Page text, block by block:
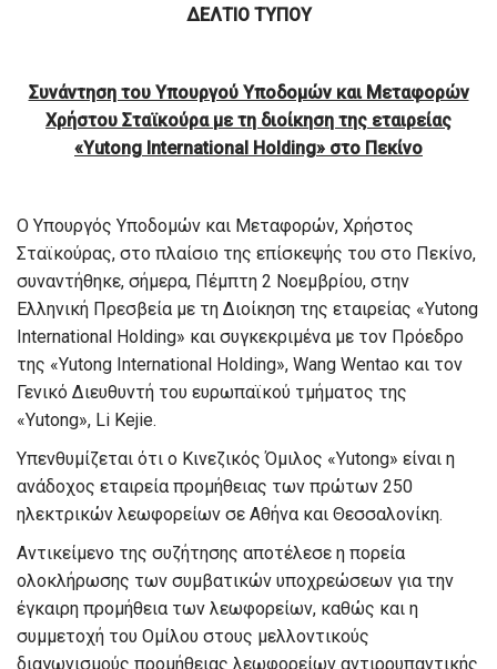
ΔΕΛΤΙΟ ΤΥΠΟΥ
Συνάντηση του Υπουργού Υποδομών και Μεταφορών
Χρήστου Σταϊκούρα με τη διοίκηση της εταιρείας
«Yutong International Holding» στο Πεκίνο
Ο Υπουργός Υποδομών και Μεταφορών, Χρήστος
Σταϊκούρας, στο πλαίσιο της επίσκεψής του στο Πεκίνο,
συναντήθηκε, σήμερα, Πέμπτη 2 Νοεμβρίου, στην
Ελληνική Πρεσβεία με τη Διοίκηση της εταιρείας «Yutong
International Holding» και συγκεκριμένα με τον Πρόεδρο
της «Yutong International Holding», Wang Wentao και τον
Γενικό Διευθυντή του ευρωπαϊκού τμήματος της
«Yutong», Li Kejie.
Υπενθυμίζεται ότι ο Κινεζικός Όμιλος «Yutong» είναι η
ανάδοχος εταιρεία προμήθειας των πρώτων 250
ηλεκτρικών λεωφορείων σε Αθήνα και Θεσσαλονίκη.
Αντικείμενο της συζήτησης αποτέλεσε η πορεία
ολοκλήρωσης των συμβατικών υποχρεώσεων για την
έγκαιρη προμήθεια των λεωφορείων, καθώς και η
συμμετοχή του Ομίλου στους μελλοντικούς
διαγωνισμούς προμήθειας λεωφορείων αντιρρυπαντικής